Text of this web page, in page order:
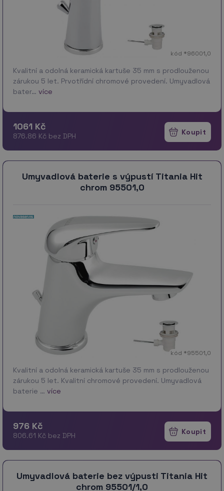
kód *96001,0
Kvalitní a odolná keramická kartuše 35 mm s prodlouženou
zárukou 5 let. Prvotřídní chromové provedení. Umyvadlová
bater… více
1061 Kč
876.86 Kč bez DPH
Umyvadlová baterie s výpustí Titania Hit
chrom 95501,0
kód *95501,0
Kvalitní a odolná keramická kartuše 35 mm s prodlouženou
zárukou 5 let. Kvalitní chromové provedení. Umyvadlová
baterie … více
976 Kč
806.61 Kč bez DPH
Umyvadlová baterie bez výpusti Titania Hit
chrom 95501/1,0